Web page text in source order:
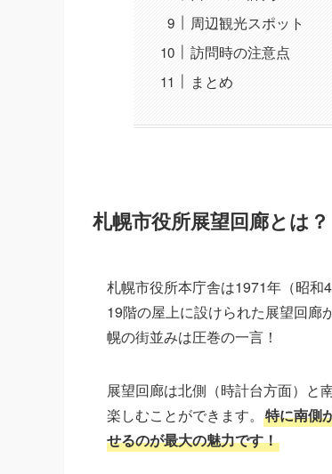
周辺観光スポット
訪問時の注意点
まとめ
札幌市役所展望回廊とは？
札幌市役所本庁舎は1971年（昭
19階の屋上に設けられた展望回廊
幌の街並みは圧巻の一言！
展望回廊は北側（時計台方面）と
楽しむことができます。 特に南側
せるのが最大の魅力です！